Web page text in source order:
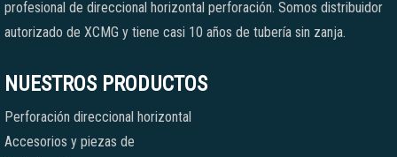
profesional de direccional horizontal perforación. Somos distribuidor
autorizado de XCMG y tiene casi 10 años de tubería sin zanja.
NUESTROS PRODUCTOS
Perforación direccional horizontal
Accesorios y piezas de